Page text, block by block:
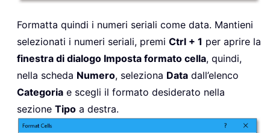
Formatta quindi i numeri seriali come data. Mantieni
selezionati i numeri seriali, premi Ctrl + 1 per aprire la
finestra di dialogo Imposta formato cella, quindi,
nella scheda Numero, seleziona Data dall’elenco
Categoria e scegli il formato desiderato nella
sezione Tipo a destra.